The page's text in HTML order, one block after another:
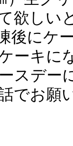
欲しい
後にケ
ーキに
スデー
でお願